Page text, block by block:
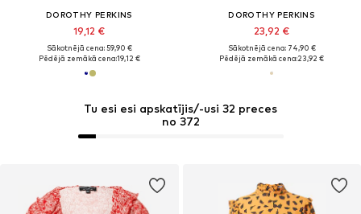
Tu esi esi apskatījis/-usi 32 preces
no 372
DOROTHY PERKINS
19,12 €
Sākotnējā cena: 59,90 €
Pēdējā zemākā cena:19,12 €
DOROTHY PERKINS
23,92 €
Sākotnējā cena: 74,90 €
Pēdējā zemākā cena:23,92 €